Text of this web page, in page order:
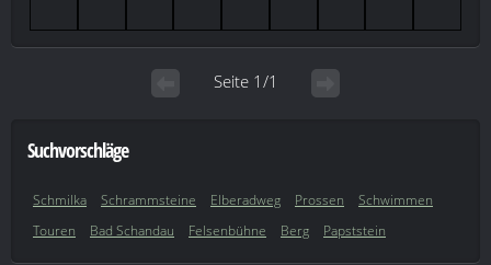
Seite 1/1
Suchvorschläge
Schmilka Schrammsteine Elberadweg Prossen
Schwimmen
Touren
Bad Schandau Felsenbühne Berg Papststein